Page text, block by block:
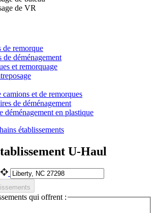
de VR
de remorque
de déménagement
et remorquage
camions et de remorques
de déménagement
déménagement en plastique
établissements
U-Haul
qui offrent :